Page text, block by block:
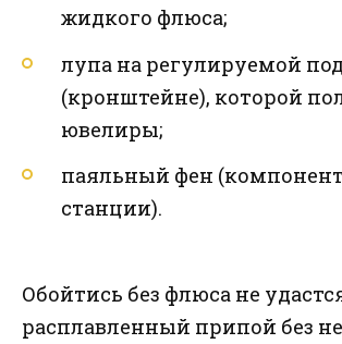
жидкого флюса;
лупа на регулируемой
(кронштейне), которой
ювелиры;
паяльный фен
станции).
Обойтись без флюса не
расплавленный припой без